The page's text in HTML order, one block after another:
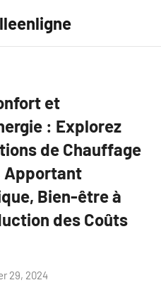
et
: Explorez
de Chauffage
Apportant
Bien-être à
des Coûts
29, 2024